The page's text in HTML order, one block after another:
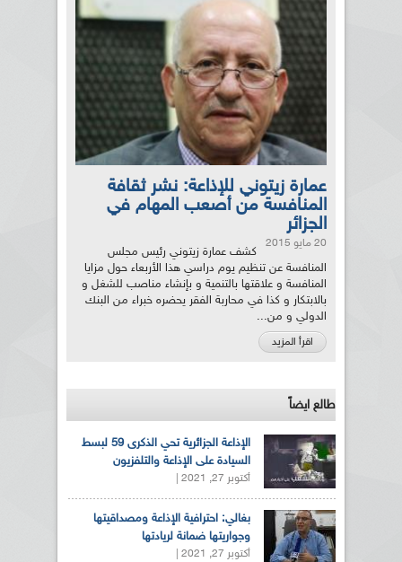
عمارة زيتوني للإذاعة: نشر ثقافة
المنافسة من أصعب المهام في
الجزائر
20 مايو 2015
كشف عمارة زيتوني رئيس مجلس
المنافسة عن تنظيم يوم دراسي هذا الأربعاء حول مزايا
المنافسة و علاقتها بالتنمية و بإنشاء مناصب للشغل و
بالابتكار و كذا في محاربة الفقر يحضره خبراء من البنك
الدولي و من...
اقرأ المزيد
طالع ايضاً
الإذاعة الجزائرية تحي الذكرى 59 لبسط
السيادة على الإذاعة والتلفزيون
أكتوبر 27, 2021 |
بغالي: احترافية الإذاعة ومصداقيتها
وجواريتها ضمانة لريادتها
أكتوبر 27, 2021 |